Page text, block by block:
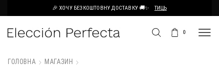
🎉 ХОЧУ БЕЗКОШТОВНУ ДОСТАВКУ 🚚✨ ТИЦЬ
0
ГОЛОВНА МАГАЗИН